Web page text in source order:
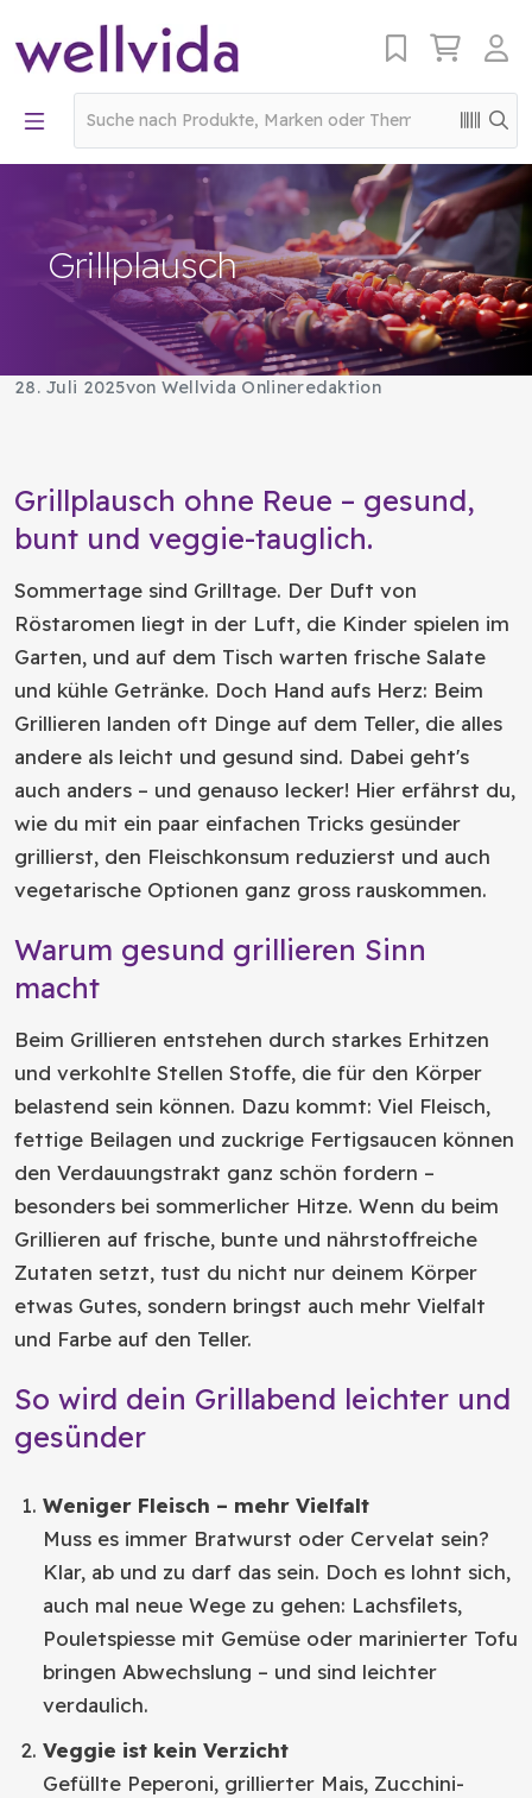
Grillplausch
28. Juli 2025von Wellvida Onlineredaktion
Grillplausch ohne Reue – gesund,
bunt und veggie-tauglich.
Sommertage sind Grilltage. Der Duft von
Röstaromen liegt in der Luft, die Kinder spielen im
Garten, und auf dem Tisch warten frische Salate
und kühle Getränke. Doch Hand aufs Herz: Beim
Grillieren landen oft Dinge auf dem Teller, die alles
andere als leicht und gesund sind. Dabei geht's
auch anders – und genauso lecker! Hier erfährst du,
wie du mit ein paar einfachen Tricks gesünder
grillierst, den Fleischkonsum reduzierst und auch
vegetarische Optionen ganz gross rauskommen.
Warum gesund grillieren Sinn
macht
Beim Grillieren entstehen durch starkes Erhitzen
und verkohlte Stellen Stoffe, die für den Körper
belastend sein können. Dazu kommt: Viel Fleisch,
fettige Beilagen und zuckrige Fertigsaucen können
den Verdauungstrakt ganz schön fordern –
besonders bei sommerlicher Hitze. Wenn du beim
Grillieren auf frische, bunte und nährstoffreiche
Zutaten setzt, tust du nicht nur deinem Körper
etwas Gutes, sondern bringst auch mehr Vielfalt
und Farbe auf den Teller.
So wird dein Grillabend leichter und
gesünder
Weniger Fleisch – mehr Vielfalt
Muss es immer Bratwurst oder Cervelat sein?
Klar, ab und zu darf das sein. Doch es lohnt sich,
auch mal neue Wege zu gehen: Lachsfilets,
Pouletspiesse mit Gemüse oder marinierter Tofu
bringen Abwechslung – und sind leichter
verdaulich.
Veggie ist kein Verzicht
Gefüllte Peperoni, grillierter Mais, Zucchini-